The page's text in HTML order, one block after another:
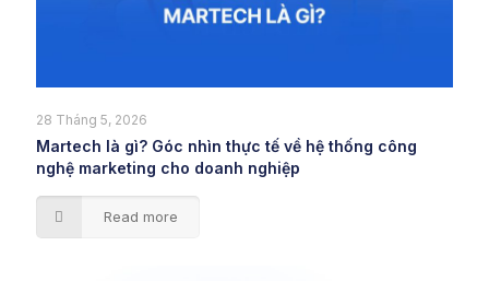
28 Tháng 5, 2026
Martech là gì? Góc nhìn thực tế về hệ thống công
nghệ marketing cho doanh nghiệp
Read more